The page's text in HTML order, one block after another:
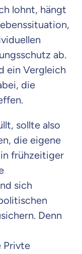
lohnt, hängt
ab.
ein Vergleich
die
sollte also
die eigene
frühzeitiger
sich
. Denn
Privte